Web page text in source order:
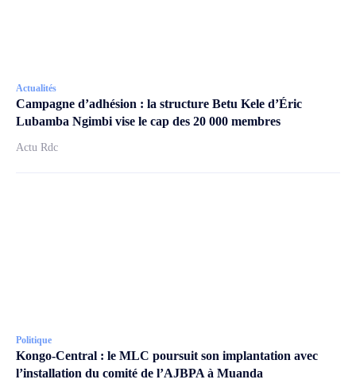
Actualités
Campagne d’adhésion : la structure Betu Kele d’Éric
Lubamba Ngimbi vise le cap des 20 000 membres
Actu Rdc
Politique
Kongo-Central : le MLC poursuit son implantation avec
l’installation du comité de l’AJBPA à Muanda